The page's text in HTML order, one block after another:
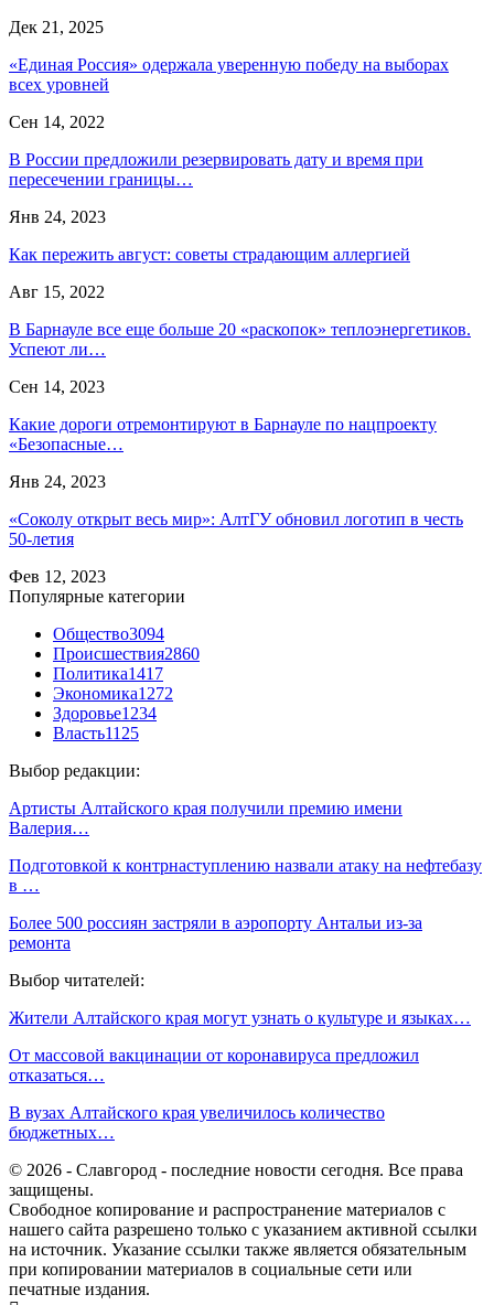
Дек 21, 2025
«Единая Россия» одержала уверенную победу на выборах
всех уровней
Сен 14, 2022
В России предложили резервировать дату и время при
пересечении границы…
Янв 24, 2023
Как пережить август: советы страдающим аллергией
Авг 15, 2022
В Барнауле все еще больше 20 «раскопок» теплоэнергетиков.
Успеют ли…
Сен 14, 2023
Какие дороги отремонтируют в Барнауле по нацпроекту
«Безопасные…
Янв 24, 2023
«Соколу открыт весь мир»: АлтГУ обновил логотип в честь
50-летия
Фев 12, 2023
Популярные категории
Общество3094
Происшествия2860
Политика1417
Экономика1272
Здоровье1234
Власть1125
Выбор редакции:
Артисты Алтайского края получили премию имени
Валерия…
Подготовкой к контрнаступлению назвали атаку на нефтебазу
в …
Более 500 россиян застряли в аэропорту Антальи из-за
ремонта
Выбор читателей:
Жители Алтайского края могут узнать о культуре и языках…
От массовой вакцинации от коронавируса предложил
отказаться…
В вузах Алтайского края увеличилось количество
бюджетных…
© 2026 - Славгород - последние новости сегодня. Все права
защищены.
Свободное копирование и распространение материалов с
нашего сайта разрешено только с указанием активной ссылки
на источник. Указание ссылки также является обязательным
при копировании материалов в социальные сети или
печатные издания.